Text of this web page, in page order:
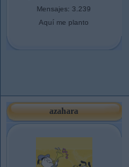
Mensajes: 3.239
Aquí me planto
azahara